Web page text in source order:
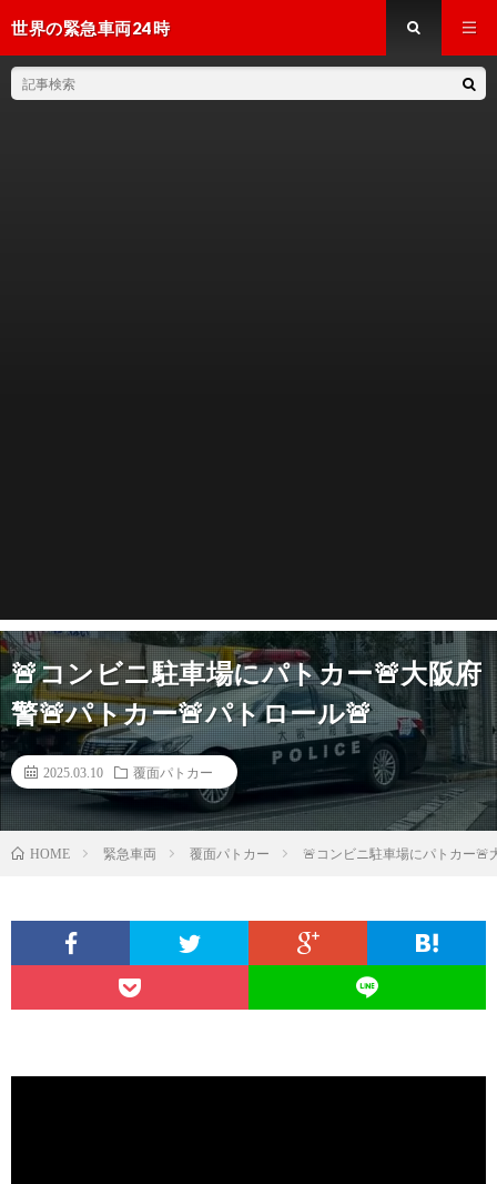
世界の緊急車両24時
🚨コンビニ駐車場にパトカー🚨大阪府
警🚨パトカー🚨パトロール🚨
2025.03.10 覆面パトカー
HOME 緊急車両 覆面パトカー 🚨コンビニ駐車場にパトカー🚨